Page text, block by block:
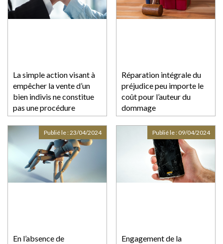
La simple action visant à
empêcher la vente d’un
bien indivis ne constitue
pas une procédure
abusive
Réparation intégrale du
préjudice peu importe le
coût pour l’auteur du
dommage
En l’absence de
Publié le :23/04/2024
Engagement de la
Publié le : 09/04/2024